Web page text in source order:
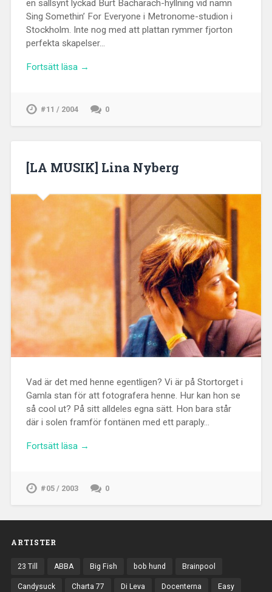
en sällsynt lyckad Burt Bacharach-hyllning vid namn
Sing Somethin’ For Everyone i Metronome-studion i
Stockholm. Inte nog med att plattan rymmer fjorton
perfekta skapelser…
Fortsätt läsa →
#11 / 2004 0
[LA MUSIK] Lina Nyberg
Vad är det med henne egentligen? Vi är på Stortorget i
Gamla stan för att fotografera henne. Hur kan hon se
så cool ut? På sitt alldeles egna sätt. Hon bara står
där i solen framför fontänen med ett paraply…
Fortsätt läsa →
#05 / 2003 0
ARTISTER
23 Till ABBA Big Fish bob hund Brainpool
Candysuck Charta 77 Di Leva Docenterna Easy